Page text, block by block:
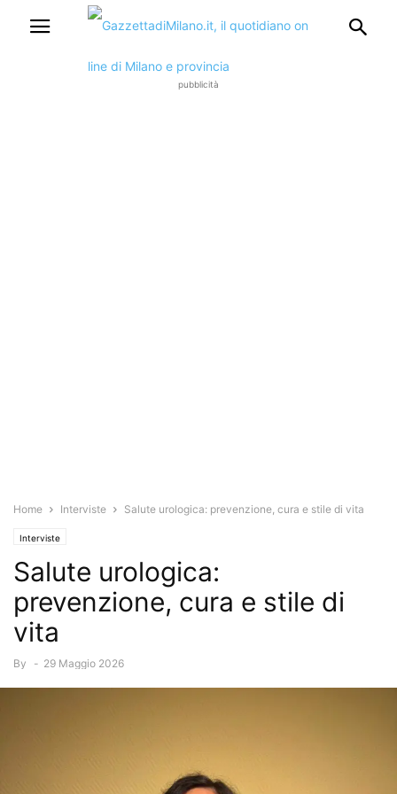
pubblicità
Home Interviste Salute urologica: prevenzione, cura e stile di vita
Interviste
Salute urologica:
prevenzione, cura e stile di
vita
By - 29 Maggio 2026